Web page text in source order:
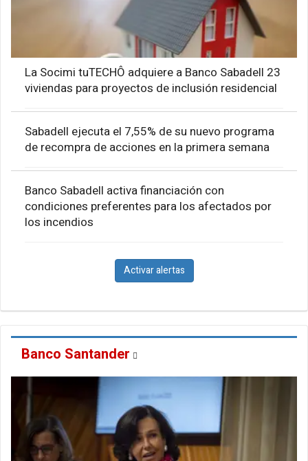
La Socimi tuTECHÔ adquiere a Banco Sabadell 23
viviendas para proyectos de inclusión residencial
Sabadell ejecuta el 7,55% de su nuevo programa
de recompra de acciones en la primera semana
Banco Sabadell activa financiación con
condiciones preferentes para los afectados por
los incendios
Activar alertas
Banco Santander